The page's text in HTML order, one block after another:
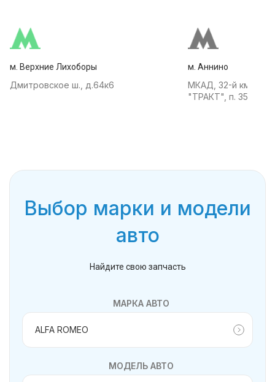
м. Верхние Лихоборы
Дмитровское ш., д.64к6
м. Аннино
МКАД, 32-й км, АТК
"ТРАКТ", п. 35
Выбор марки и модели
авто
Найдите свою запчасть
МАРКА АВТО
МОДЕЛЬ АВТО